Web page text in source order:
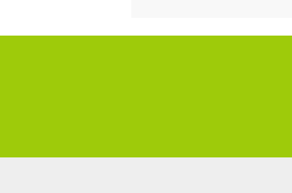
http://www.musicamento-